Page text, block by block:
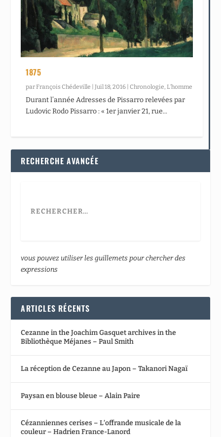
1875
parFrançois Chédeville |Juil 18, 2016 |Chronologie,L’homme
Durant l’année Adresses de Pissarro relevées par
Ludovic Rodo Pissarro : « 1er janvier 21, rue...
RECHERCHE AVANCÉE
vous pouvez utiliser les guillemets pour chercher des
expressions
ARTICLES RÉCENTS
Cezanne in the Joachim Gasquet archives in the
Bibliothèque Méjanes – Paul Smith
La réception de Cezanne au Japon – Takanori Nagaï
Paysan en blouse bleue – Alain Paire
Cézanniennes cerises – L’offrande musicale de la
couleur – Hadrien France-Lanord